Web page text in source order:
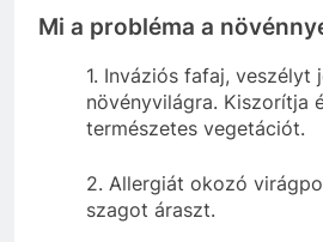
Mi a probléma a
1. Inváziós fafaj, veszélyt
növényvilágra. Kiszorítja
természetes vegetációt.
2. Allergiát okozó
szagot áraszt.